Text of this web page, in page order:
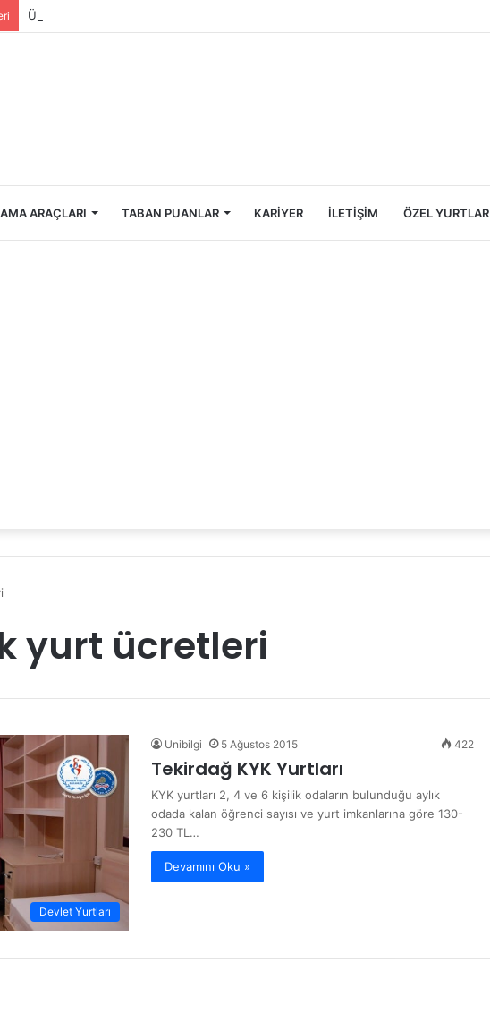
Üniversite Öğrencileri İçin Ekonomik Tatil Rehberi
ARAÇLARI TABAN PUANLAR KARIYER İLETIŞIM ÖZEL YURTLAR
yurt ücretleri
Devlet Yurtları
Unibilgi 5 Ağustos 2015 422
Tekirdağ KYK Yurtları
KYK yurtları 2, 4 ve 6 kişilik odaların bulunduğu aylık
odada kalan öğrenci sayısı ve yurt imkanlarına göre 130-
230 TL…
Devamını Oku »